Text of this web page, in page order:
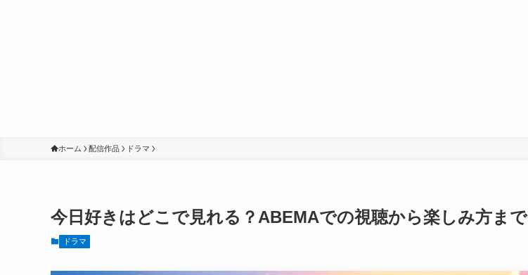
ホーム 配信作品 ドラマ
今日好きはどこで見れる？ABEMAでの視聴から楽しみ方まで
ドラマ